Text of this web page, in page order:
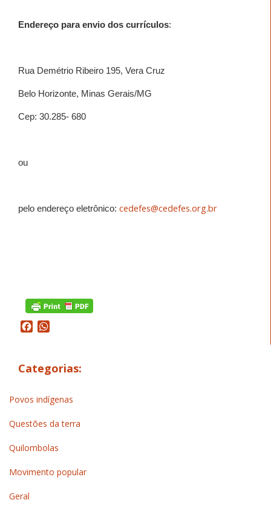
Endereço para envio dos currículos:
Rua Demétrio Ribeiro 195, Vera Cruz
Belo Horizonte, Minas Gerais/MG
Cep: 30.285- 680
ou
pelo endereço eletrônico: cedefes@cedefes.org.br
Facebook
Categorias:
Povos indígenas
Questões da terra
Quilombolas
Movimento popular
Geral